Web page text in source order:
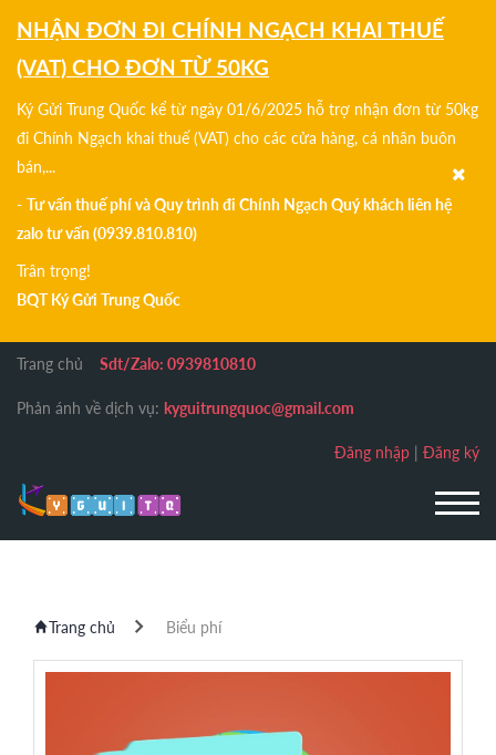
NHẬN ĐƠN ĐI CHÍNH NGẠCH KHAI THUẾ
(VAT) CHO ĐƠN TỪ 50KG
Ký Gửi Trung Quốc kể từ ngày 01/6/2025 hỗ trợ nhận đơn từ 50kg
đi Chính Ngạch khai thuế (VAT) cho các cửa hàng, cá nhân buôn
bán,...
- Tư vấn thuế phí và Quy trình đi Chính Ngạch Quý khách liên hệ
zalo tư vấn (0939.810.810)
Trân trọng!
BQT Ký Gửi Trung Quốc
Trang chủ Sdt/Zalo: 0939810810
Phản ánh về dịch vụ: kyguitrungquoc@gmail.com
Đăng nhập | Đăng ký
Trang chủ Biểu phí